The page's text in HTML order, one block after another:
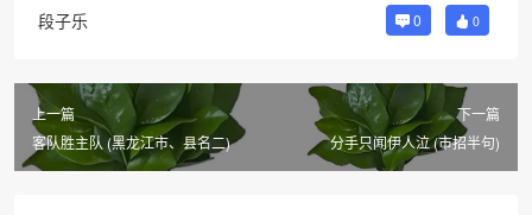
段子乐 0 0
上一篇
客队胜主队 (黑龙江市、县名二)
下一篇
分手只闻伊人泣 (市招半句)